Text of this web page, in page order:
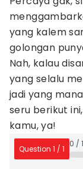
yang kalem
golongan
Nah, kalau
yang selalu
jadi yang
seru berikut
kamu, ya!
Question 1 / 1
0 / 1